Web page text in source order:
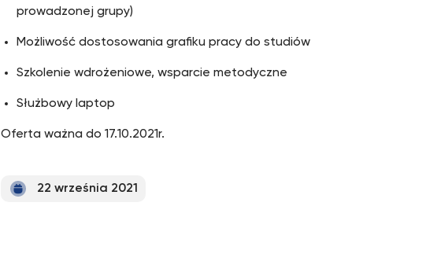
prowadzonej grupy)
Możliwość dostosowania grafiku pracy do studiów
Szkolenie wdrożeniowe, wsparcie metodyczne
Służbowy laptop
Oferta ważna do 17.10.2021r.
22 września 2021